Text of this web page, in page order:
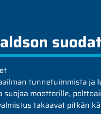
tunnetuimmista
suojaa moottorille,
takaavat pitkän